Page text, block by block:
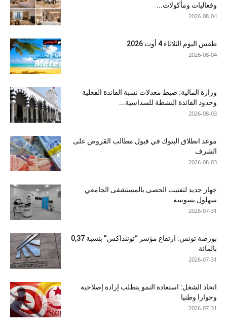
وفعاليات ومأكولات...
2026-08-04
طقس اليوم الثلاثاء 4 أوت 2026
2026-08-04
وزارة المالية: ضبط معدلات نسبة الفائدة الفعلية
وحدود الفائدة النشطة للسداسية...
2026-08-03
موعد انطلاق البنوك في قبول مطالب القروض على
الشرف
2026-08-03
جهاز جديد لتفتيت الحصى بالمستشفى الجامعي
سهلول بسوسة
2026-07-31
بورصة تونس: ارتفاع مؤشر “توننداكس” بنسبة 0,37
بالمائة
2026-07-31
اتحاد الشغل: استعادة النمو يتطلب إرادة إصلاحية
وحوارا وطنيا
2026-07-31